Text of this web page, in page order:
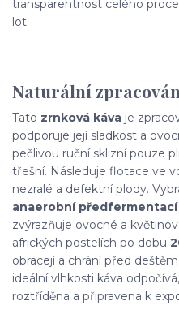
transparentnost celého
lot.
Naturální
Tato zrnková káva je
podporuje její sladkost a
pečlivou ruční sklizní pouze
třešní. Následuje flotace ve
nezralé a defektní plody.
anaerobní
zvýrazňuje ovocné a
afrických postelích po dobu
obracejí a chrání před
ideální vlhkosti káva
roztříděna a připravena k